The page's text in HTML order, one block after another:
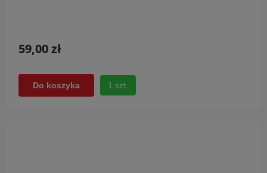
59,00 zł
Do koszyka 1 szt.